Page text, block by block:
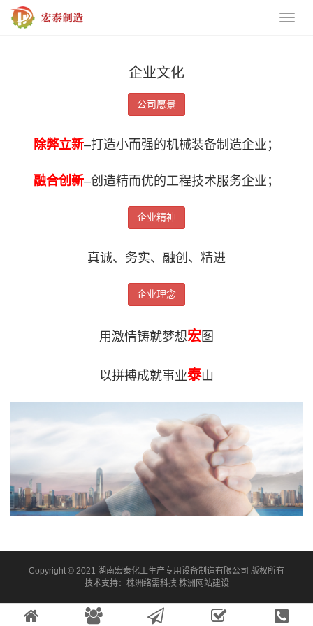
企业文化
公司愿景
除弊立新–打造小而强的机械装备制造企业；
融合创新–创造精而优的工程技术服务企业；
企业精神
真诚、务实、融创、精进
企业理念
用激情铸就梦想宏图
以拼搏成就事业泰山
Copyright © 2021 湖南宏泰化工生产专用设备制造有限公司 版权所有
技术支持： 株洲络需科技 株洲网站建设